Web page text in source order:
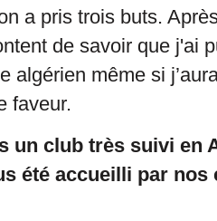
a pris trois buts.
de savoir que j'ai
algérien même si
faveur.
un club très suivi en
été accueilli par nos